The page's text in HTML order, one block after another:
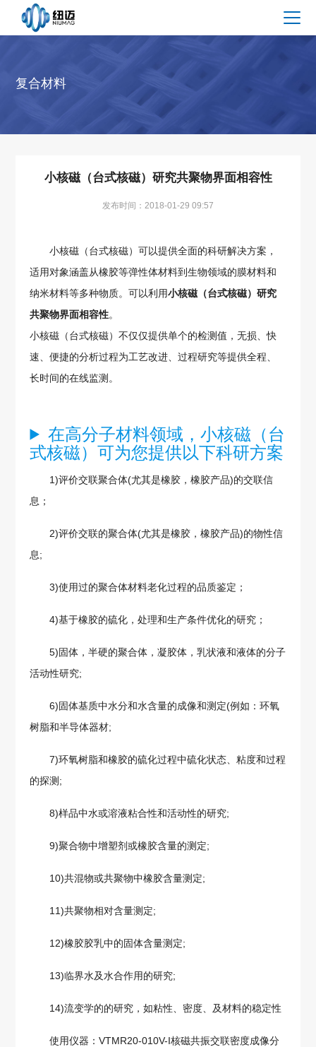
复合材料
小核磁（台式核磁）研究共聚物界面相容性
发布时间：2018-01-29 09:57
小核磁（台式核磁）可以提供全面的科研解决方案，
适用对象涵盖从橡胶等弹性体材料到生物领域的膜材料和
纳米材料等多种物质。可以利用小核磁（台式核磁）研究
共聚物界面相容性。
小核磁（台式核磁）不仅仅提供单个的检测值，无损、快
速、便捷的分析过程为工艺改进、过程研究等提供全程、
长时间的在线监测。
在高分子材料领域，小核磁（台
式核磁）可为您提供以下科研方案
1)评价交联聚合体(尤其是橡胶，橡胶产品)的交联信
息；
2)评价交联的聚合体(尤其是橡胶，橡胶产品)的物性信
息;
3)使用过的聚合体材料老化过程的品质鉴定；
4)基于橡胶的硫化，处理和生产条件优化的研究；
5)固体，半硬的聚合体，凝胶体，乳状液和液体的分子
活动性研究;
6)固体基质中水分和水含量的成像和测定(例如：环氧
树脂和半导体器材;
7)环氧树脂和橡胶的硫化过程中硫化状态、粘度和过程
的探测;
8)样品中水或溶液粘合性和活动性的研究;
9)聚合物中增塑剂或橡胶含量的测定;
10)共混物或共聚物中橡胶含量测定;
11)共聚物相对含量测定;
12)橡胶胶乳中的固体含量测定;
13)临界水及水合作用的研究;
14)流变学的的研究，如粘性、密度、及材料的稳定性
使用仪器：VTMR20-010V-I核磁共振交联密度成像分